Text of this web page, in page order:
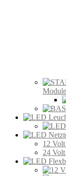
Module
12
24